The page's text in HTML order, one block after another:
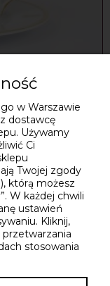
(250ml)
w Warszawie
dostawcę
Używamy
Ci
Twojej zgody
którą możesz
W każdej chwili
ustawień
Kliknij,
przetwarzania
stosowania